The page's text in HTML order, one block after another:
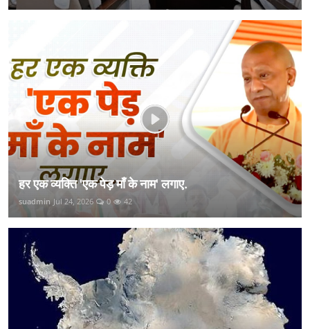
हर एक व्यक्ति 'एक पेड़ माँ के नाम' लगाए.
suadmin Jul 24, 2026 0 42